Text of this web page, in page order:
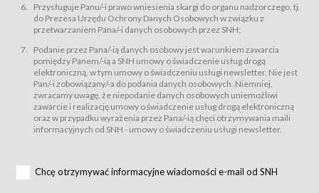
dnia 18 lipca 2002 r. o świadczeniu usług drogą elektroniczną (Dz.U. z 2002
r., Nr 144, poz. 1204, z późń. zm.). Usługi świadczone są nieodpłatnie.
Na zasadach określonych w Regulaminie dostęp do Serwisu jest otwarty dla
Usługobiorca przed rozpoczęciem korzystania z Serwisu jest zobowiązany
zapoznać się z Regulaminem. Założenie konta w Serwisie oraz zamówienie
usługi newsletter za pośrednictwem przeznaczonego do tego formularza
zamieszczonego na stronach Serwisu dostępnych dla wszystkich
Usługobiorców wymaga akceptacji postanowień Regulaminu.
Usługobiorca zobowiązany jest do przestrzegania postanowień Regulaminu
od chwili rozpoczęcia korzystania z Serwisu.
Regulamin jest udostępniony Usługobiorcom nieodpłatnie za
Warunki techniczne korzystania z Usług
Przysługuje Panu/-i prawo wniesienia skargi do organu nadzorczego, tj.
do Prezesa Urzędu Ochrony Danych Osobowych w związku z
przetwarzaniem Pana/-i danych osobowych przez SNH;
Podanie przez Pana/-ią danych osobowy jest warunkiem zawarcia
pomiędzy Panem/-ią a SNH umowy o świadczenie usług drogą
elektroniczną, w tym umowy o świadczeniu usługi newsletter. Nie jest
Pan/-i zobowiązany/-a do podania danych osobowych. Niemniej,
zwracamy uwagę, że niepodanie danych osobowych uniemożliwi
zawarcie i realizację umowy o świadczenie usług drogą elektroniczną
oraz w przypadku wyrażenia przez Pana/-ią chęci otrzymywania maili
informacyjnych od SNH - umowy o świadczeniu usługi newsletter.
Chcę otrzymywać informacyjne wiadomości e-mail od SNH